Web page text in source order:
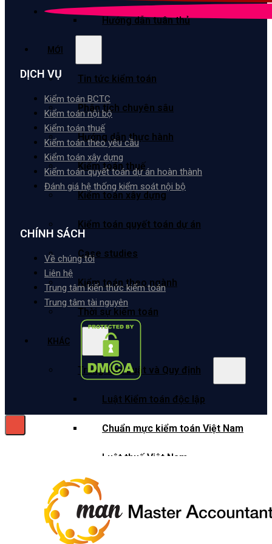
Hướng dẫn tuân thủ
MỚI
Tin tức kiểm toán
Phân tích chuyên sâu
Hướng dẫn thực hành
Kiểm toán thuế
Kiểm toán xây dựng
Kiểm toán quyết toán dự án
Case studies
Kiểm toán theo ngành
Thời sự kiểm toán
KHÁC
Trung tâm Luật và Quy định
Luật Kiểm toán độc lập
Chuẩn mực kiểm toán Việt Nam
Luật thuế Việt Nam
Quản lý nhà nước về kiểm toán
DỊCH VỤ
Kiểm toán BCTC
Kiểm toán nội bộ
Kiểm toán thuế
Kiểm toán theo yêu cầu
Kiểm toán xây dựng
Kiểm toán quyết toán dự án hoàn thành
Đánh giá hệ thống kiểm soát nội bộ
CHÍNH SÁCH
Về chúng tôi
Liên hệ
Trung tâm kiến thức kiểm toán
Trung tâm tài nguyên